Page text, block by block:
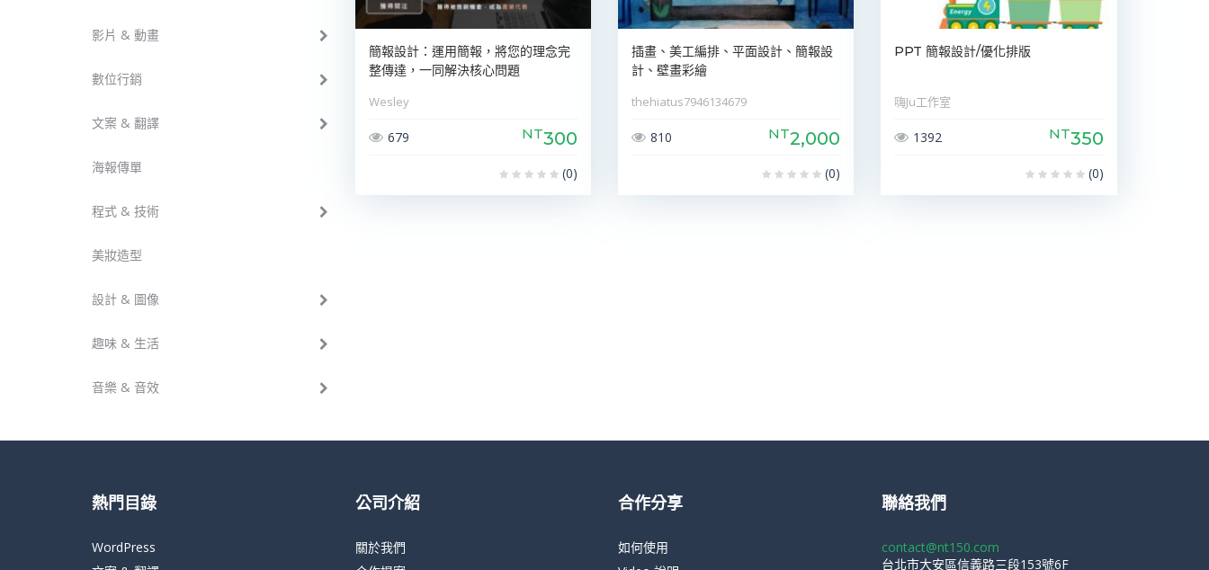
影片 & 動畫
數位行銷
文案 & 翻譯
海報傳單
程式 & 技術
美妝造型
設計 & 圖像
趣味 & 生活
音樂 & 音效
簡報設計：運用簡報，將您的理念完
整傳達，一同解決核心問題
Wesley
679 NT300
(0)
插畫、美工編排、平面設計、簡報設
計、壁畫彩繪
thehiatus7946134679
810 NT2,000
(0)
PPT 簡報設計/優化排版
嗨Ju工作室
1392 NT350
(0)
熱門目錄
WordPress
公司介紹
關於我們
合作分享
如何使用
聯絡我們
contact@nt150.com
台北市大安區信義路三段153號6F